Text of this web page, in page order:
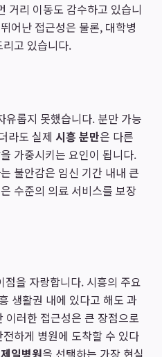
거리 이동도 감수하고 있습니
어난 접근성은 물론, 대학병
고 있습니다.
롭지 못했습니다. 분만 가능
라도 실제 시흥 분만은 다른
가중시키는 요인이 됩니다.
불안감은 임신 기간 내내 큰
수준의 의료 서비스를 보장
을 자랑합니다. 시흥의 주요
생활권 내에 있다고 해도 과
이러한 접근성은 큰 장점으로
하게 병원에 도착할 수 있다
일병원을 선택하는 가장 현실